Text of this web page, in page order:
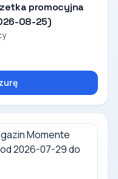
promocyjna
08-25)